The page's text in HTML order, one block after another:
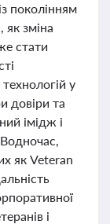
поколінням
зміна
стати
у
довіри та
імідж і
як Veteran
і